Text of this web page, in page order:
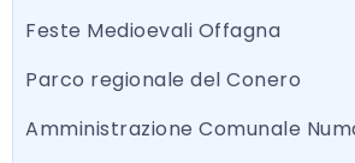
Feste Medioevali Offagna
Parco regionale del Conero
Amministrazione Comunale